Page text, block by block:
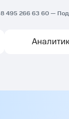
8 495 266 63 60 —